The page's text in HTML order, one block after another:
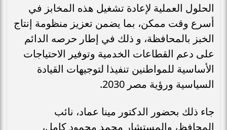
الحلول العملية لإعادة تشغيل هذه المخابز في
أسرع وقت ممكن، بما يضمن تعزيز منظومة إنتاج
الخبز بالمحافظة، و ذلك في إطار حرصه الدائم
على دعم القطاعات الخدمية وتوفير الاحتياجات
الأساسية للمواطنين تنفيذا لتوجيهات القيادة
السياسية ورؤية مصر 2030.
جاء ذلك بحضور الدكتور مينا عماد، نائب
المحافظ، والمستشار محمد محمود كامل،